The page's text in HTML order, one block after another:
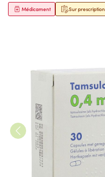
Sur prescription
Médicament